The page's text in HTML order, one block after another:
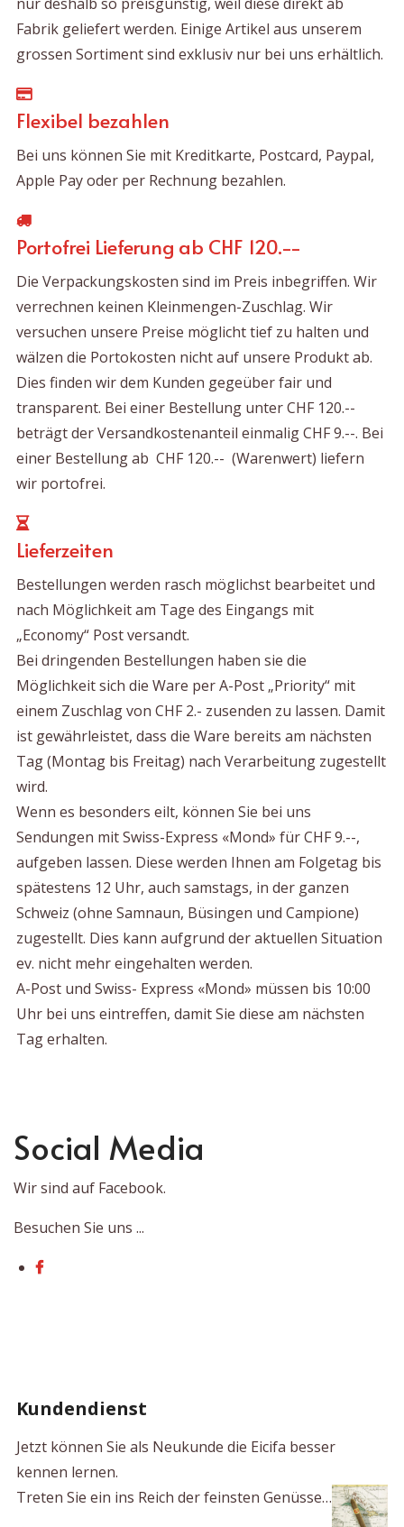
Fabrik geliefert werden. Einige Artikel aus unserem
grossen Sortiment sind exklusiv nur bei uns erhältlich.
Flexibel bezahlen
Bei uns können Sie mit Kreditkarte, Postcard, Paypal,
Apple Pay oder per Rechnung bezahlen.
Portofrei Lieferung ab CHF 120.--
Die Verpackungskosten sind im Preis inbegriffen. Wir
verrechnen keinen Kleinmengen-Zuschlag. Wir
versuchen unsere Preise möglicht tief zu halten und
wälzen die Portokosten nicht auf unsere Produkt ab.
Dies finden wir dem Kunden gegeüber fair und
transparent. Bei einer Bestellung unter CHF 120.--
beträgt der Versandkostenanteil einmalig CHF 9.--. Bei
einer Bestellung ab CHF 120.-- (Warenwert) liefern
wir portofrei.
Lieferzeiten
Bestellungen werden rasch möglichst bearbeitet und
nach Möglichkeit am Tage des Eingangs mit
„Economy“ Post versandt.
Bei dringenden Bestellungen haben sie die
Möglichkeit sich die Ware per A-Post „Priority“ mit
einem Zuschlag von CHF 2.- zusenden zu lassen. Damit
ist gewährleistet, dass die Ware bereits am nächsten
Tag (Montag bis Freitag) nach Verarbeitung zugestellt
wird.
Wenn es besonders eilt, können Sie bei uns
Sendungen mit Swiss-Express «Mond» für CHF 9.--,
aufgeben lassen. Diese werden Ihnen am Folgetag bis
spätestens 12 Uhr, auch samstags, in der ganzen
Schweiz (ohne Samnaun, Büsingen und Campione)
zugestellt. Dies kann aufgrund der aktuellen Situation
ev. nicht mehr eingehalten werden.
A-Post und Swiss- Express «Mond» müssen bis 10:00
Uhr bei uns eintreffen, damit Sie diese am nächsten
Tag erhalten.
Social Media
Wir sind auf Facebook.
Besuchen Sie uns ...
Kundendienst
Jetzt können Sie als Neukunde die Eicifa besser
kennen lernen.
Treten Sie ein ins Reich der feinsten Genüsse…